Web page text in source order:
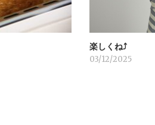
楽しくね⤴︎
03/12/2025